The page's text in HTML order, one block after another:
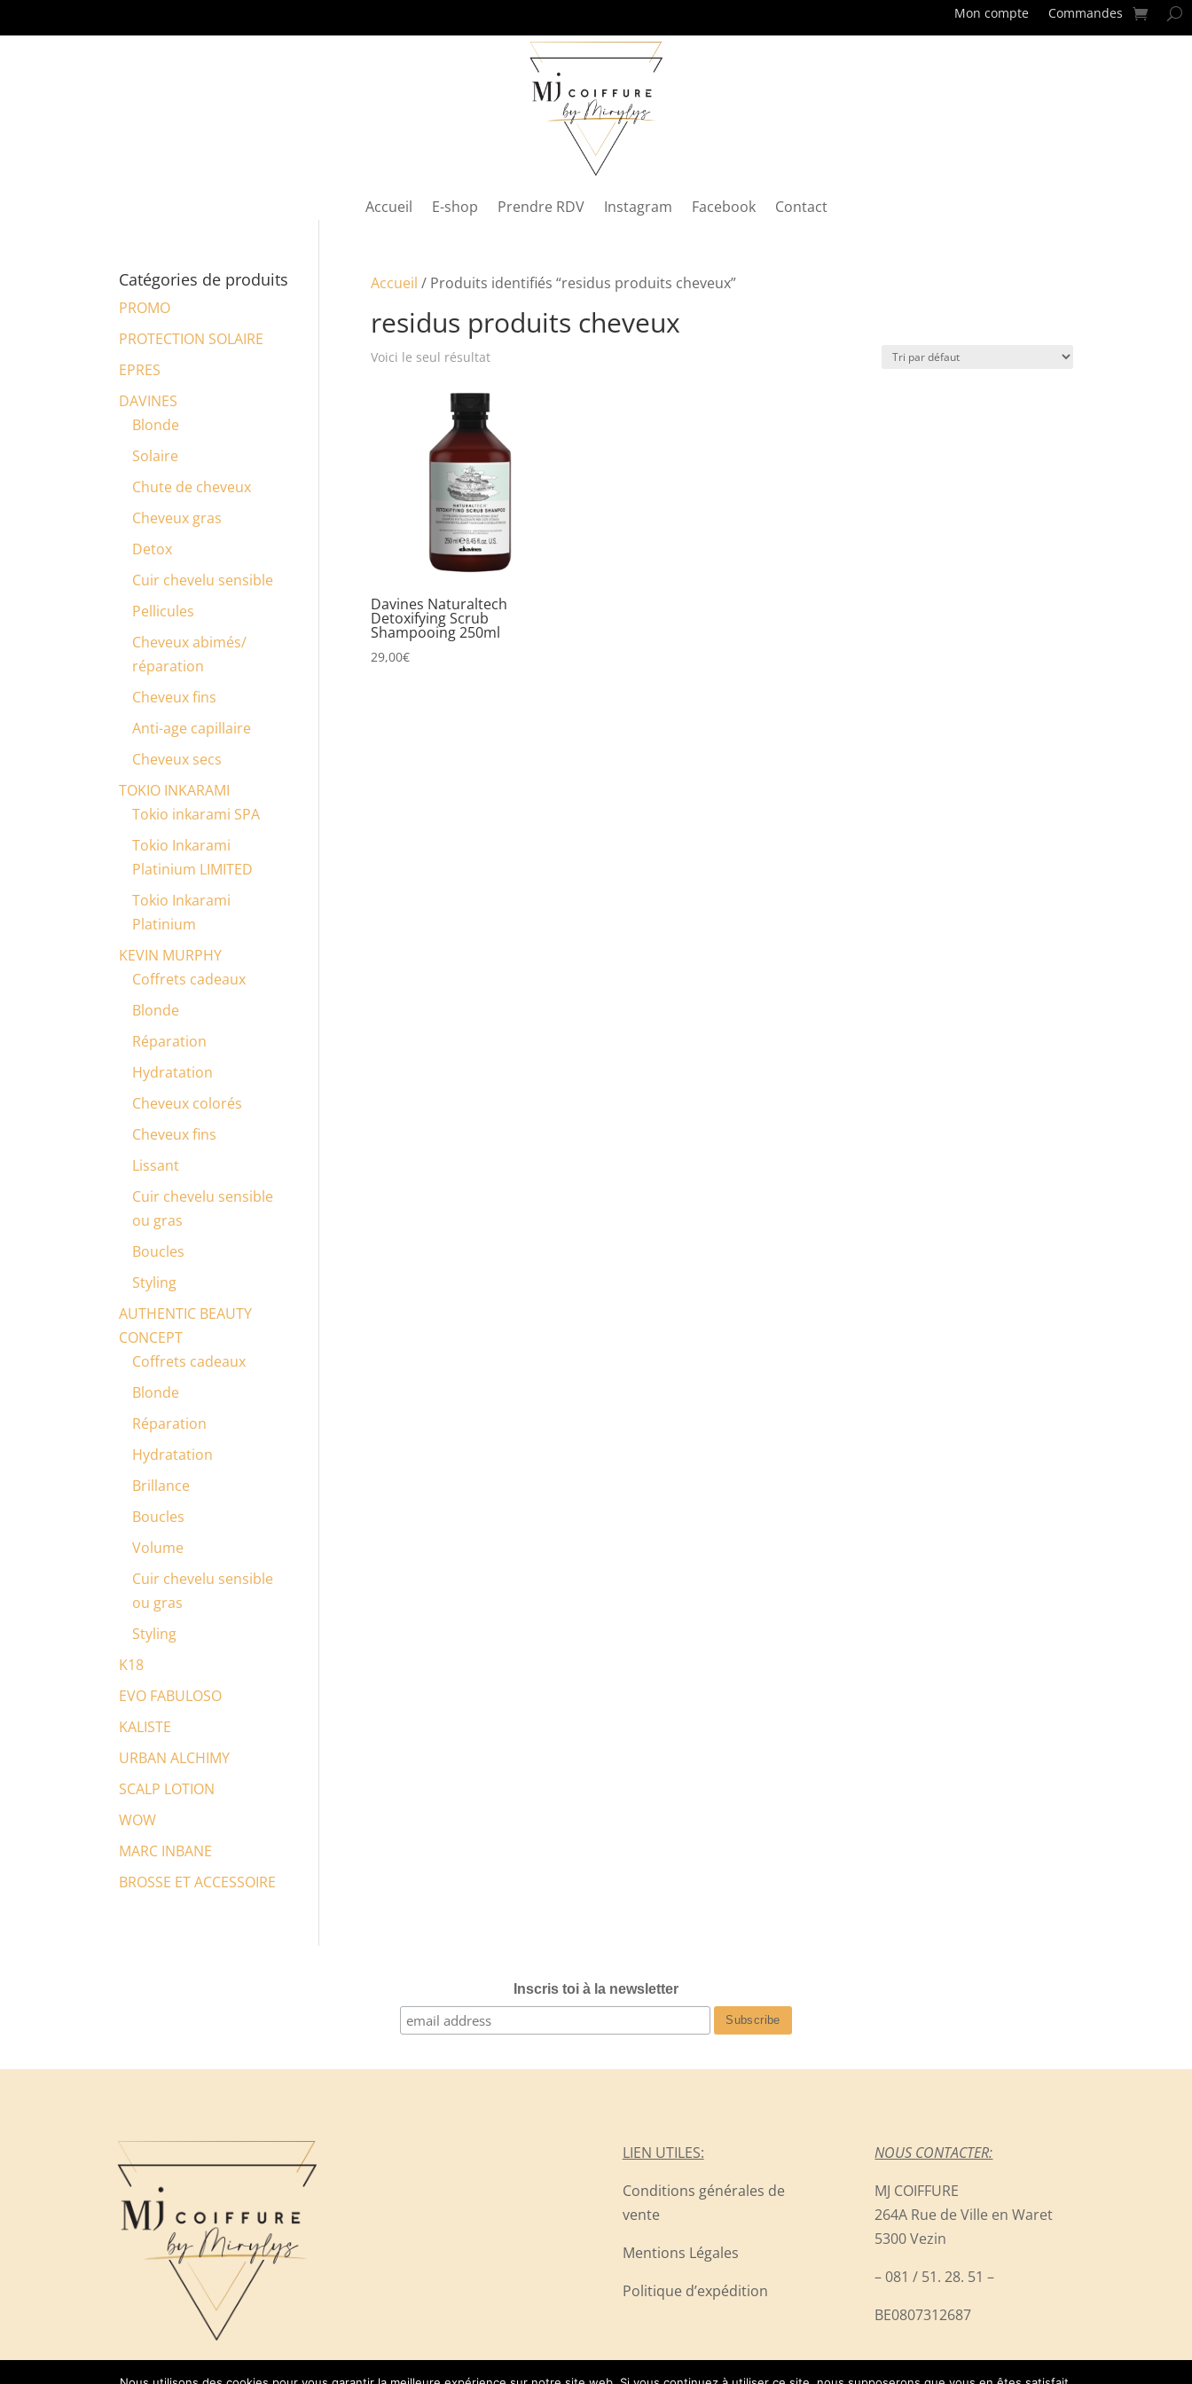
Mon compte Commandes
Accueil E-shop Prendre RDV Instagram Facebook Contact
Accueil / Produits identifiés “residus produits cheveux”
residus produits cheveux
Voici le seul résultat
Davines Naturaltech
Detoxifying Scrub
Shampooing 250ml
29,00€
Catégories de produits
PROMO
PROTECTION SOLAIRE
EPRES
DAVINES
Blonde
Solaire
Chute de cheveux
Cheveux gras
Detox
Cuir chevelu sensible
Pellicules
Cheveux abimés/
réparation
Cheveux fins
Anti-age capillaire
Cheveux secs
TOKIO INKARAMI
Tokio inkarami SPA
Tokio Inkarami
Platinium LIMITED
Tokio Inkarami
Platinium
KEVIN MURPHY
Coffrets cadeaux
Blonde
Réparation
Hydratation
Cheveux colorés
Cheveux fins
Lissant
Cuir chevelu sensible
ou gras
Boucles
Styling
AUTHENTIC BEAUTY
CONCEPT
Coffrets cadeaux
Blonde
Réparation
Hydratation
Brillance
Boucles
Volume
Cuir chevelu sensible
ou gras
Styling
K18
EVO FABULOSO
KALISTE
URBAN ALCHIMY
SCALP LOTION
WOW
MARC INBANE
BROSSE ET ACCESSOIRE
Inscris toi à la newsletter
LIEN UTILES:
Conditions générales de
vente
Mentions Légales
Politique d’expédition
NOUS CONTACTER:
MJ COIFFURE
264A Rue de Ville en Waret
5300 Vezin
– 081 / 51. 28. 51 –
BE0807312687